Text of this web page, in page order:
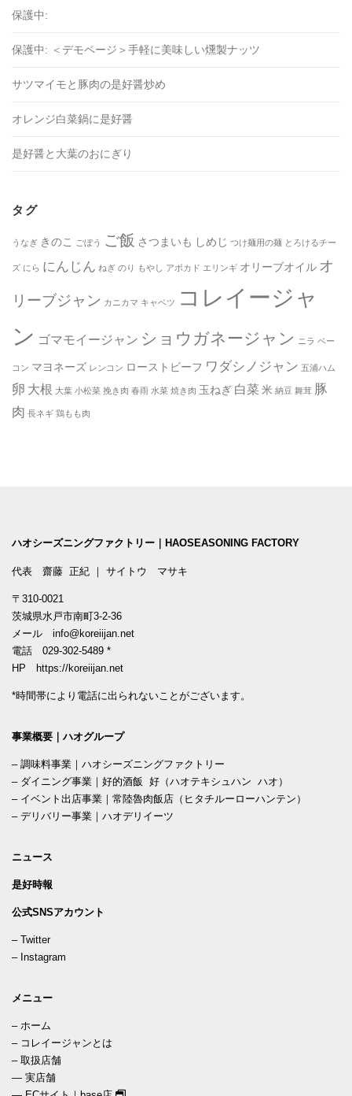
保護中:
保護中: ＜デモページ＞手軽に美味しい燻製ナッツ
サツマイモと豚肉の是好醤炒め
オレンジ白菜鍋に是好醤
是好醤と大葉のおにぎり
タグ
うなぎ きのこ ごぼう ご飯 さつまいも しめじ つけ麺用の麺 とろけるチー
ズ にら にんじん ねぎ のり もやし アボカド エリンギ オリーブオイル オ
リーブジャン カニカマ キャベツ
コレイージャ
ン ゴマモイージャン ショウガネージャン ニラ ベー
コン マヨネーズ レンコン ローストビーフ ワダシノジャン 五浦ハム
卵 大根 大葉 小松菜 挽き肉 春雨 水菜 焼き肉 玉ねぎ 白菜 米 納豆 舞茸 豚
肉 長ネギ 鶏もも肉
ハオシーズニングファクトリー｜HAOSEASONING FACTORY
代表 齋藤 正紀 ｜ サイトウ マサキ
〒310-0021
茨城県水戸市南町3-2-36
メール info@koreiijan.net
電話 029-302-5489 *
HP https://koreiijan.net
*時間帯により電話に出られないことがございます。
事業概要｜ハオグループ
– 調味料事業｜ハオシーズニングファクトリー
– ダイニング事業｜好的酒飯 好（ハオテキシュハン ハオ）
– イベント出店事業｜常陸魯肉飯店（ヒタチルーローハンテン）
– デリバリー事業｜ハオデリイーツ
ニュース
是好時報
公式SNSアカウント
– Twitter
– Instagram
メニュー
– ホーム
– コレイージャンとは
– 取扱店舗
— 実店舗